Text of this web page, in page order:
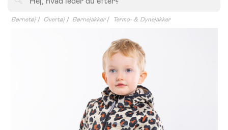
Børnetøj Overtøj Børnejakker Termo- & Dynejakker